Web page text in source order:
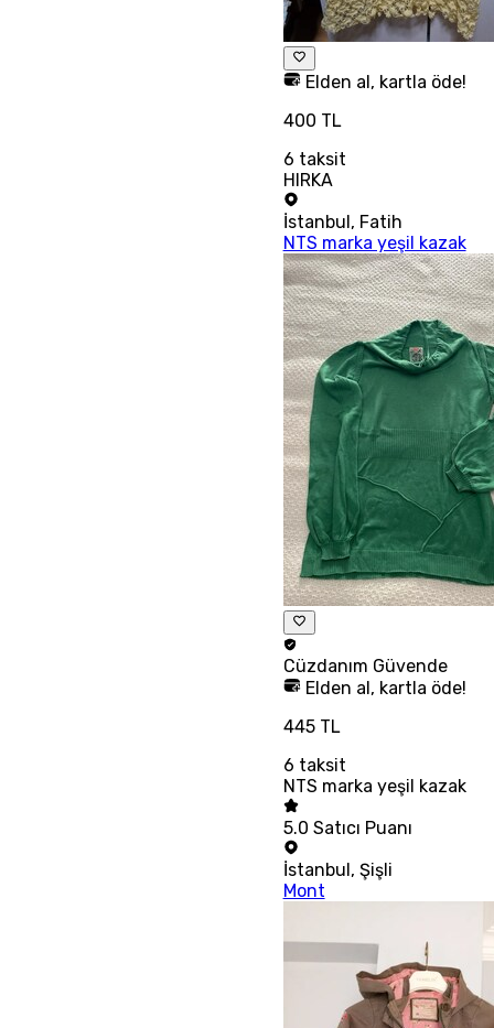
Elden al, kartla öde!
400 TL
6 taksit
HIRKA
İstanbul, Fatih
NTS marka yeşil kazak
Cüzdanım Güvende
Elden al, kartla öde!
445 TL
6 taksit
NTS marka yeşil kazak
5.0 Satıcı Puanı
İstanbul , Şişli
Mont